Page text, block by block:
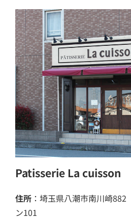
Patisserie La cuisson
住所 ：埼玉県八潮市南川崎
ン101